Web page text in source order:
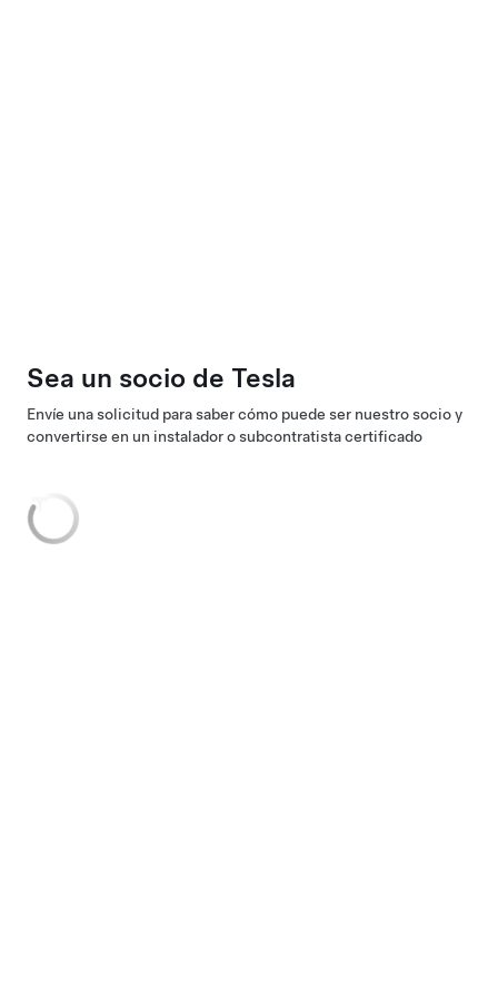
Sea un socio de Tesla
Envíe una solicitud para saber cómo puede ser nuestro socio y
convertirse en un instalador o subcontratista certificado